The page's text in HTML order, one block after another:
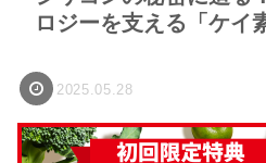
ロジーを支える「ケイ
2025.05.28